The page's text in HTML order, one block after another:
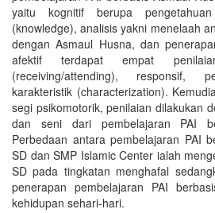
yaitu kognitif berupa
(knowledge), analisis yakni menelaah
dengan Asmaul Husna, dan
afektif terdapat empat
(receiving/attending), responsif,
karakteristik (characterization).
segi psikomotorik, penilaian dilakukan
dan seni dari pembelajaran PAI
Perbedaan antara pembelajaran PAI
SD dan SMP Islamic Center ialah
SD pada tingkatan menghafal
penerapan pembelajaran PAI
kehidupan sehari-hari.